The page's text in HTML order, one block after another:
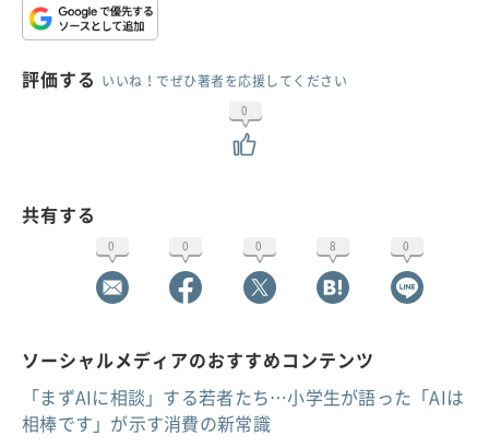
評価する いいね！でぜひ著者を応援してください
0
共有する
0 0 0 8 0
ソーシャルメディアのおすすめコンテンツ
「まずAIに相談」する若者たち…小学生が語った「AIは
相棒です」が示す消費の新常識